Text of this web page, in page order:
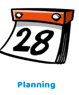
Planning